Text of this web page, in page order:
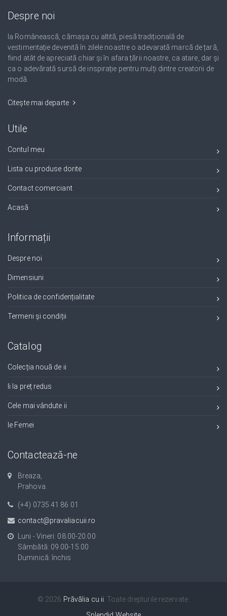
Despre noi
Ia Românească, cămașa cu altită, piesă tradițională de
vestimentație devenită în zilele noastre o adevarată marcă de țară,
fiind atât de apreciată chiar și în afara țării noastre, ca atare, dar și
ca o adevărată sursă de inspirație pentru mulți dintre creatorii de
modă.
Citește mai departe
Utile
Contul meu
Lista cu produse dorite
Contact comerciant
Acasă
Informații
Despre noi
Dimensiuni
Politica de confidențialitate
Termeni și condiții
Catalog
Colecția nouă de ii
Ii la preț redus
Cele mai vândute ii
Ie Femei
Contactează-ne
Breaza,
Prahova.
(+4) 0735 41 86 01
contact@pravaliacuii.ro
Luni - Vineri: 08.00-20.00
Sâmbătă: 09.00-15.00
Duminică: închis
© 2026 Prăvălia cu ii . Toate drepturile rezervate.